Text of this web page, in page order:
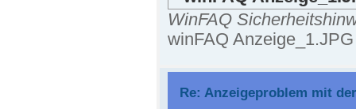
WinFAQ
winFAQ
Re: Anzeigeproblem mit